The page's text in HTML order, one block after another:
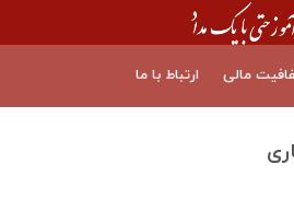
مالی ارتباط با ما